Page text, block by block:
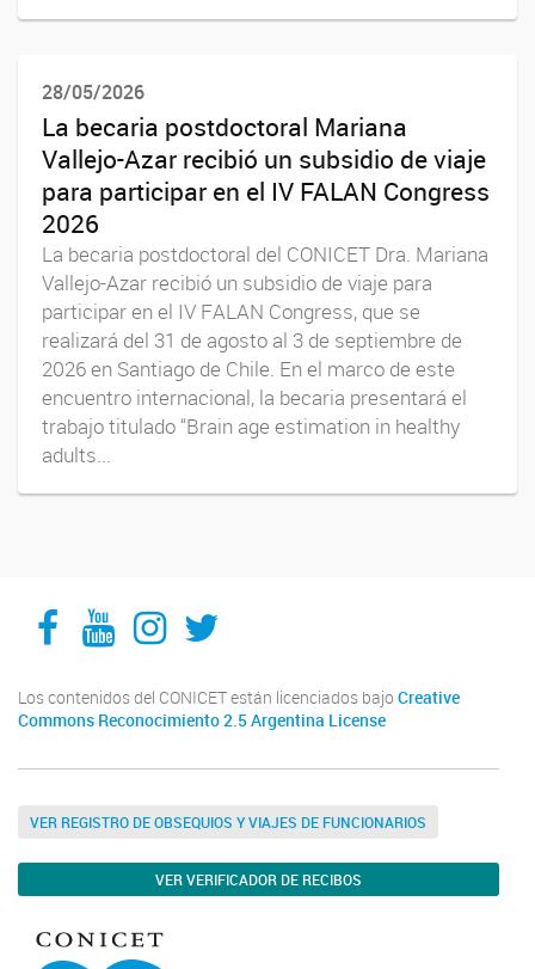
28/05/2026
La becaria postdoctoral Mariana
Vallejo-Azar recibió un subsidio de viaje
para participar en el IV FALAN Congress
2026
La becaria postdoctoral del CONICET Dra. Mariana
Vallejo-Azar recibió un subsidio de viaje para
participar en el IV FALAN Congress, que se
realizará del 31 de agosto al 3 de septiembre de
2026 en Santiago de Chile. En el marco de este
encuentro internacional, la becaria presentará el
trabajo titulado “Brain age estimation in healthy
adults...
Facebook
YouTube
Instagram
Twitter
Los contenidos del CONICET están licenciados bajo Creative
Commons Reconocimiento 2.5 Argentina License
VER REGISTRO DE OBSEQUIOS Y VIAJES DE FUNCIONARIOS
VER VERIFICADOR DE RECIBOS